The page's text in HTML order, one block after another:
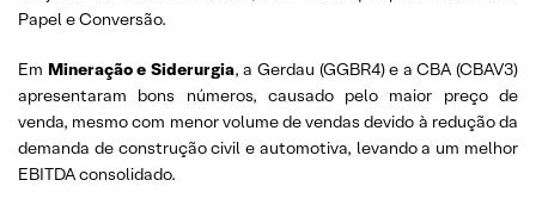
Papel e Conversão.
Em Mineração e Siderurgia, a Gerdau (GGBR4) e a CBA (CBAV3)
apresentaram bons números, causado pelo maior preço de
venda, mesmo com menor volume de vendas devido à redução da
demanda de construção civil e automotiva, levando a um melhor
EBITDA consolidado.